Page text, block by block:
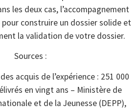
les deux cas, l’accompagnement
construire un dossier solide et
la validation de votre dossier.
Sources :
acquis de l’expérience : 251 000
en vingt ans – Ministère de
et de la Jeunesse (DEPP),